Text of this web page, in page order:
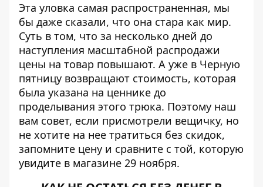
Эта уловка самая распространенная, мы
бы даже сказали, что она стара как мир.
Суть в том, что за несколько дней до
наступления масштабной распродажи
цены на товар повышают. А уже в Черную
пятницу возвращают стоимость, которая
была указана на ценнике до
проделывания этого трюка. Поэтому наш
вам совет, если присмотрели вещичку, но
не хотите на нее тратиться без скидок,
запомните цену и сравните с той, которую
увидите в магазине 29 ноября.